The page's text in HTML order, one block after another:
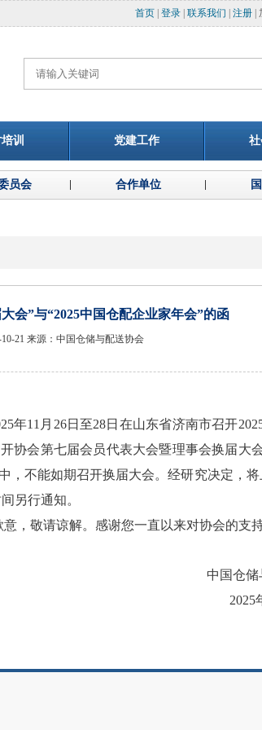
首页 登录 联系我们 注册
训 党建工作
员会 合作单位
会”与“2025中国仓配企业家年会”的函
10-21 来源：中国仓储与配送协会
年11月26日至28日在山东省济南市召开
协会第七届会员代表大会暨理事会换届大
，不能如期召开换届大会。经研究决定，
另行通知。
，敬请谅解。感谢您一直以来对协会的支持
中国仓